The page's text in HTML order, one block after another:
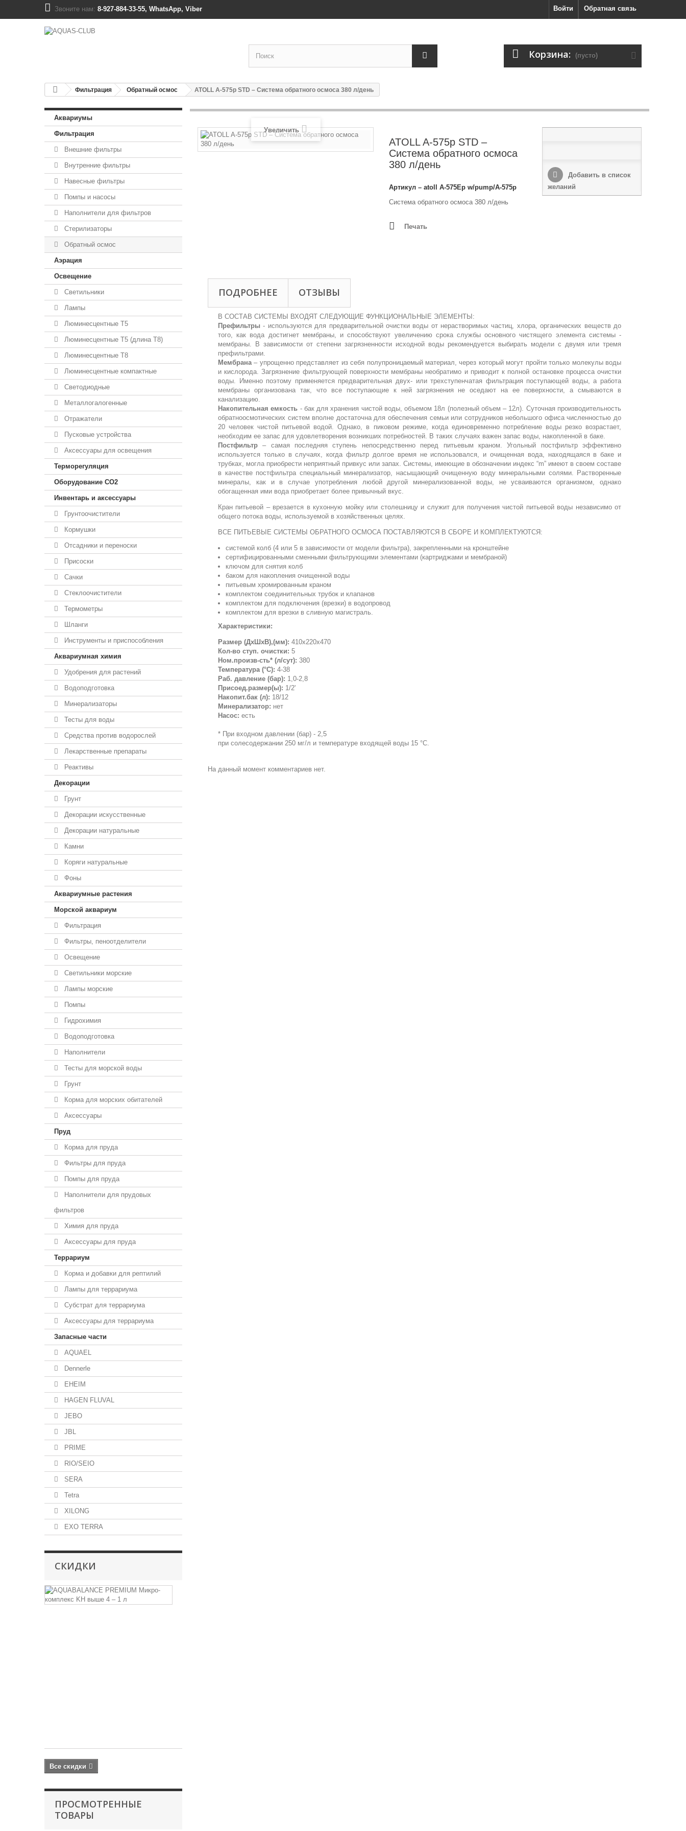
Обратная связь
Звоните нам: 8-927-884-33-55, WhatsApp, Viber Войти
Корзина: (пусто)
Фильтрация Обратный осмос ATOLL A-575p STD – Система обратного осмоса 380 л/день
Аквариумы
Фильтрация
Внешние фильтры
Внутренние фильтры
Навесные фильтры
Помпы и насосы
Наполнители для фильтров
Стерилизаторы
Обратный осмос
Аэрация
Освещение
Светильники
Лампы
Люминесцентные T5
Люминесцентные T5 (длина T8)
Люминесцентные T8
Люминесцентные компактные
Светодиодные
Металлогалогенные
Отражатели
Пусковые устройства
Аксессуары для освещения
Терморегуляция
Оборудование CO2
Инвентарь и аксессуары
Грунтоочистители
Кормушки
Отсадники и переноски
Присоски
Сачки
Стеклоочистители
Термометры
Шланги
Инструменты и приспособления
Аквариумная химия
Удобрения для растений
Водоподготовка
Минерализаторы
Тесты для воды
Средства против водорослей
Лекарственные препараты
Реактивы
Декорации
Грунт
Декорации искусственные
Декорации натуральные
Камни
Коряги натуральные
Фоны
Аквариумные растения
Морской аквариум
Фильтрация
Фильтры, пеноотделители
Освещение
Светильники морские
Лампы морские
Помпы
Гидрохимия
Водоподготовка
Наполнители
Тесты для морской воды
Грунт
Корма для морских обитателей
Аксессуары
Пруд
Корма для пруда
Фильтры для пруда
Помпы для пруда
Наполнители для прудовых
фильтров
Химия для пруда
Аксессуары для пруда
Террариум
Корма и добавки для рептилий
Лампы для террариума
Субстрат для террариума
Аксессуары для террариума
Запасные части
AQUAEL
Dennerle
EHEIM
HAGEN FLUVAL
JEBO
JBL
PRIME
RIO/SEIO
SERA
Tetra
XILONG
EXO TERRA
СКИДКИ
Все скидки
ПРОСМОТРЕННЫЕ
ТОВАРЫ
Увеличить
ATOLL A-575p STD –
Система обратного осмоса
380 л/день
Артикул – atoll A-575Ep w/pump/A-575p
Система обратного осмоса 380 л/день
Печать
Добавить в список
желаний
ПОДРОБНЕЕ ОТЗЫВЫ
В СОСТАВ СИСТЕМЫ ВХОДЯТ СЛЕДУЮЩИЕ ФУНКЦИОНАЛЬНЫЕ ЭЛЕМЕНТЫ:
Префильтры - используются для предварительной очистки воды от нерастворимых частиц, хлора, органических веществ до
того, как вода достигнет мембраны, и способствуют увеличению срока службы основного чистящего элемента системы -
мембраны. В зависимости от степени загрязненности исходной воды рекомендуется выбирать модели с двумя или тремя
префильтрами.
Мембрана– упрощенно представляет из себя полупроницаемый материал, через который могут пройти только молекулы воды
и кислорода. Загрязнение фильтрующей поверхности мембраны необратимо и приводит к полной остановке процесса очистки
воды. Именно поэтому применяется предварительная двух- или трехступенчатая фильтрация поступающей воды, а работа
мембраны организована так, что все поступающие к ней загрязнения не оседают на ее поверхности, а смываются в
канализацию.
Накопительная емкость - бак для хранения чистой воды, объемом 18л (полезный объем – 12л). Суточная производительность
обратноосмотических систем вполне достаточна для обеспечения семьи или сотрудников небольшого офиса численностью до
20 человек чистой питьевой водой. Однако, в пиковом режиме, когда единовременно потребление воды резко возрастает,
необходим ее запас для удовлетворения возникших потребностей. В таких случаях важен запас воды, накопленной в баке.
Постфильтр – самая последняя ступень непосредственно перед питьевым краном. Угольный постфильтр эффективно
используется только в случаях, когда фильтр долгое время не использовался, и очищенная вода, находящаяся в баке и
трубках, могла приобрести неприятный привкус или запах. Системы, имеющие в обозначении индекс “m” имеют в своем составе
в качестве постфильтра специальный минерализатор, насыщающий очищенную воду минеральными солями. Растворенные
минералы, как и в случае употребления любой другой минерализованной воды, не усваиваются организмом, однако
обогащенная ими вода приобретает более привычный вкус.
Кран питьевой – врезается в кухонную мойку или столешницу и служит для получения чистой питьевой воды независимо от
общего потока воды, используемой в хозяйственных целях.
ВСЕ ПИТЬЕВЫЕ СИСТЕМЫ ОБРАТНОГО ОСМОСА ПОСТАВЛЯЮТСЯ В СБОРЕ И КОМПЛЕКТУЮТСЯ:
системой колб (4 или 5 в зависимости от модели фильтра), закрепленными на кронштейне
сертифицированными сменными фильтрующими элементами (картриджами и мембраной)
ключом для снятия колб
баком для накопления очищенной воды
питьевым хромированным краном
комплектом соединительных трубок и клапанов
комплектом для подключения (врезки) в водопровод
комплектом для врезки в сливную магистраль.
Характеристики:
Размер (ДхШхВ),(мм): 410х220х470
Кол-во ступ. очистки: 5
Ном.произв-сть* (л/сут): 380
Температура (°С): 4-38
Раб. давление (бар): 1,0-2,8
Присоед.размер(ы): 1/2'
Накопит.бак (л): 18/12
Минерализатор: нет
Насос: есть
* При входном давлении (бар) - 2,5
при солесодержании 250 мг/л и температуре входящей воды 15 °С.
На данный момент комментариев нет.